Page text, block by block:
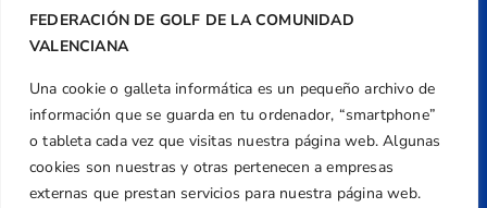
FEDERACIÓN DE GOLF DE LA COMUNIDAD
VALENCIANA
Una cookie o galleta informática es un pequeño archivo de
información que se guarda en tu ordenador, “smartphone”
o tableta cada vez que visitas nuestra página web. Algunas
cookies son nuestras y otras pertenecen a empresas
externas que prestan servicios para nuestra página web.
Dirección
Centre de L´Esport, Carrer d'Isaac Peral i
Caballero, Nº 5, Despachos 2 y 3, 46980,
Valencia